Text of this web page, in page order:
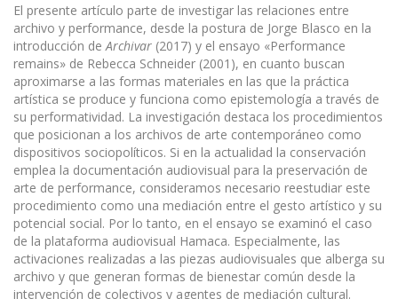
El presente artículo parte de investigar las relaciones entre
archivo y performance, desde la postura de Jorge Blasco en la
introducción deArchivar (2017) y el ensayo «Performance
remains» de Rebecca Schneider (2001), en cuanto buscan
aproximarse a las formas materiales en las que la práctica
artística se produce y funciona como epistemología a través de
su performatividad. La investigación destaca los procedimientos
que posicionan a los archivos de arte contemporáneo como
dispositivos sociopolíticos. Si en la actualidad la conservación
emplea la documentación audiovisual para la preservación de
arte de performance, consideramos necesario reestudiar este
procedimiento como una mediación entre el gesto artístico y su
potencial social. Por lo tanto, en el ensayo se examinó el caso
de la plataforma audiovisual Hamaca. Especialmente, las
activaciones realizadas a las piezas audiovisuales que alberga su
archivo y que generan formas de bienestar común desde la
intervención de colectivos y agentes de mediación cultural.